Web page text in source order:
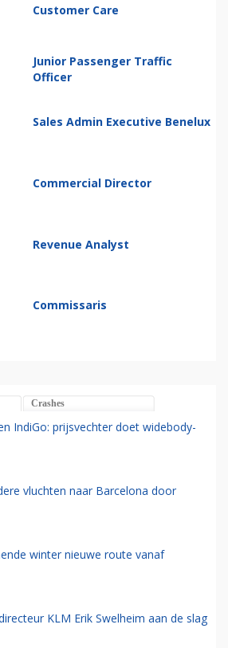
Customer Care
Junior Passenger Traffic
Officer
Sales Admin Executive Benelux
Commercial Director
Revenue Analyst
Commissaris
Crashes
IndiGo: prijsvechter doet widebody-
vluchten naar Barcelona door
winter nieuwe route vanaf
KLM Erik Swelheim aan de slag